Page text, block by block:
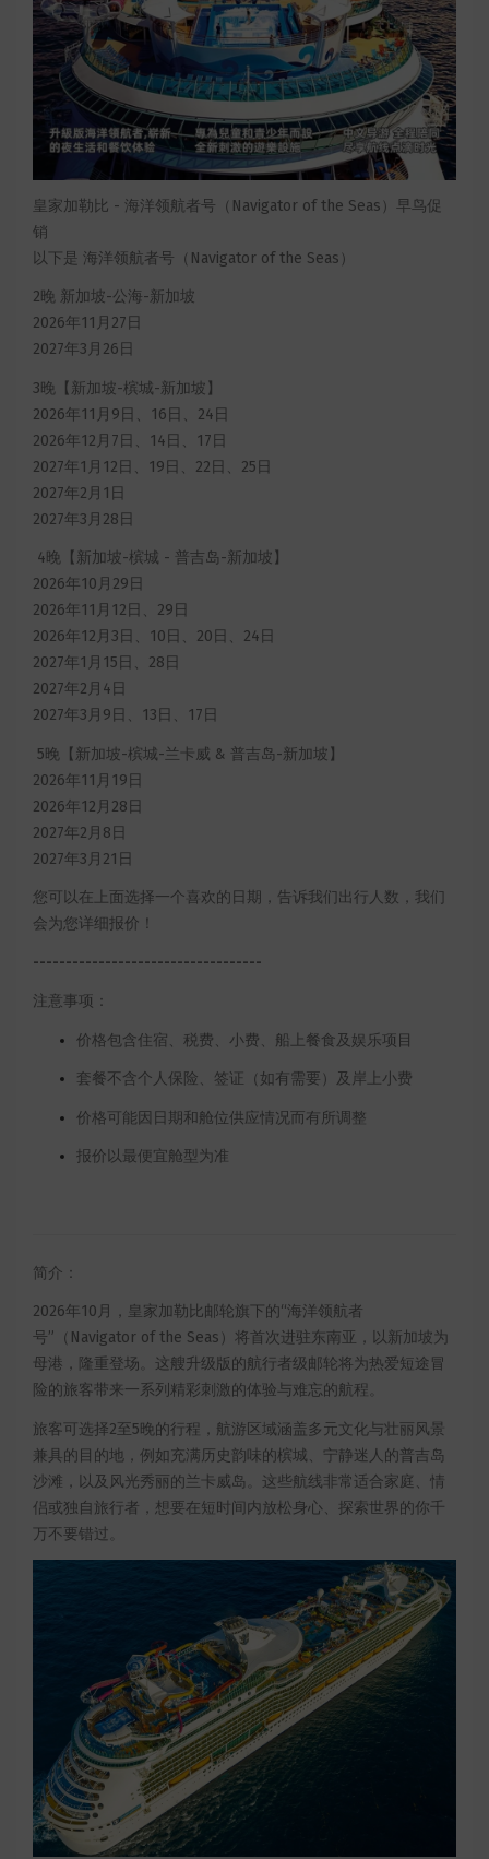
皇家加勒比 - 海洋领航者号（Navigator of the Seas）早鸟促
销
以下是 海洋领航者号（Navigator of the Seas）
2晚 新加坡-公海-新加坡
2026年11月27日
2027年3月26日
3晚【新加坡-槟城-新加坡】
2026年11月9日、16日、24日
2026年12月7日、14日、17日
2027年1月12日、19日、22日、25日
2027年2月1日
2027年3月28日
4晚【新加坡-槟城 - 普吉岛-新加坡】
2026年10月29日
2026年11月12日、29日
2026年12月3日、10日、20日、24日
2027年1月15日、28日
2027年2月4日
2027年3月9日、13日、17日
5晚【新加坡-槟城-兰卡威 & 普吉岛-新加坡】
2026年11月19日
2026年12月28日
2027年2月8日
2027年3月21日
您可以在上面选择一个喜欢的日期，告诉我们出行人数，我们
会为您详细报价！
-----------------------------------
注意事项：
价格包含住宿、税费、小费、船上餐食及娱乐项目
套餐不含个人保险、签证（如有需要）及岸上小费
价格可能因日期和舱位供应情况而有所调整
报价以最便宜舱型为准
简介：
2026年10月，皇家加勒比邮轮旗下的“海洋领航者
号”（Navigator of the Seas）将首次进驻东南亚，以新加坡为
母港，隆重登场。这艘升级版的航行者级邮轮将为热爱短途冒
险的旅客带来一系列精彩刺激的体验与难忘的航程。
旅客可选择2至5晚的行程，航游区域涵盖多元文化与壮丽风景
兼具的目的地，例如充满历史韵味的槟城、宁静迷人的普吉岛
沙滩，以及风光秀丽的兰卡威岛。这些航线非常适合家庭、情
侣或独自旅行者，想要在短时间内放松身心、探索世界的你千
万不要错过。